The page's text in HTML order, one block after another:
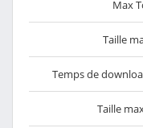
Max
Taille
Temps de
Taille